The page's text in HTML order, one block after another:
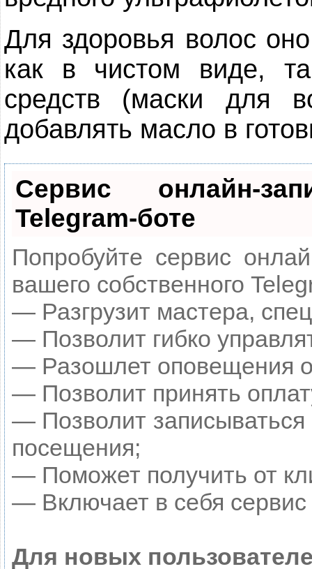
Для здоровья волос
как в чистом виде,
средств (маски для
добавлять масло в
Сервис онлайн-
Telegram-боте
Попробуйте сервис
вашего собственного
— Разгрузит мастера,
— Позволит гибко
— Разошлет оповещения о
— Позволит принять
— Позволит
посещения;
— Поможет получить от
— Включает в себя
Для новых